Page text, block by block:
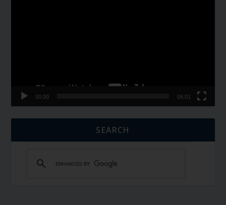
00:00 06:01
SEARCH